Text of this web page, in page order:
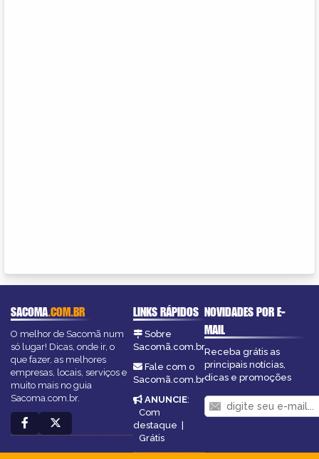
SACOMA.COM.BR
O melhor de Sacomã num
só lugar! Dicas, onde ir, o
que fazer, as melhores
empresas, locais, serviços e
muito mais no guia
Sacoma.com.br.
LINKS RÁPIDOS
Sobre
Sacomã.com.br
Fale com o
Sacomã.com.br
ANUNCIE:
Com
destaque |
Grátis
NOVIDADES POR E-
MAIL
Receba grátis as
principais notícias,
dicas e promoções